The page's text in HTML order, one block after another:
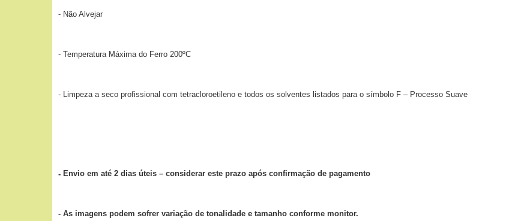
- Não Alvejar
- Temperatura Máxima do Ferro 200ºC
- Limpeza a seco profissional com tetracloroetileno e todos os solventes listados para o símbolo F – Processo Suave
- Envio em até 2 dias úteis – considerar este prazo após confirmação de pagamento
- As imagens podem sofrer variação de tonalidade e tamanho conforme monitor.